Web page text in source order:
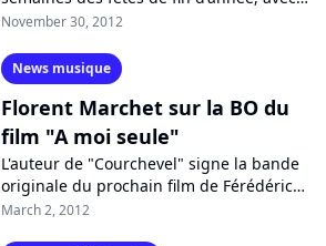
deux contes musicaux pour enfants, et un
November 30, 2012
News musique
Florent Marchet sur la BO du
film "A moi seule"
L'auteur de "Courchevel" signe la bande
originale du prochain film de Férédéric
Videau, "A moi seule", dont la sortie dans
March 2, 2012